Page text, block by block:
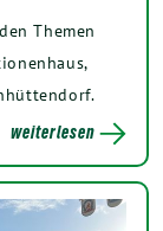
Themen
weiterlesen